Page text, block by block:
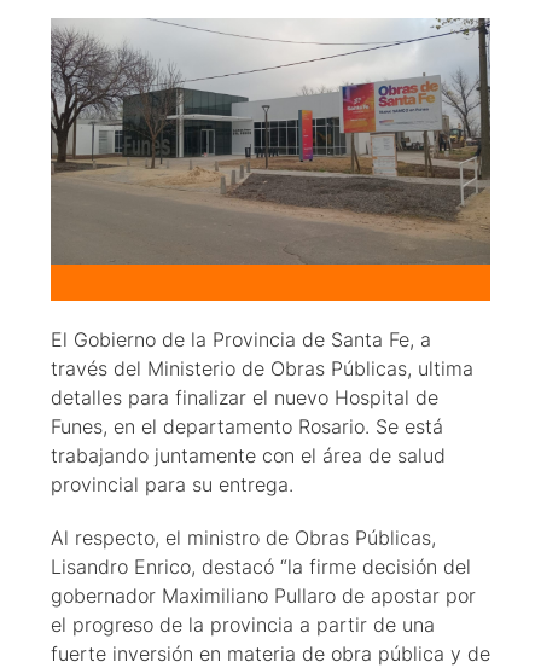
El Gobierno de la Provincia de Santa Fe, a
través del Ministerio de Obras Públicas, ultima
detalles para finalizar el nuevo Hospital de
Funes, en el departamento Rosario. Se está
trabajando juntamente con el área de salud
provincial para su entrega.
Al respecto, el ministro de Obras Públicas,
Lisandro Enrico, destacó “la firme decisión del
gobernador Maximiliano Pullaro de apostar por
el progreso de la provincia a partir de una
fuerte inversión en materia de obra pública y de